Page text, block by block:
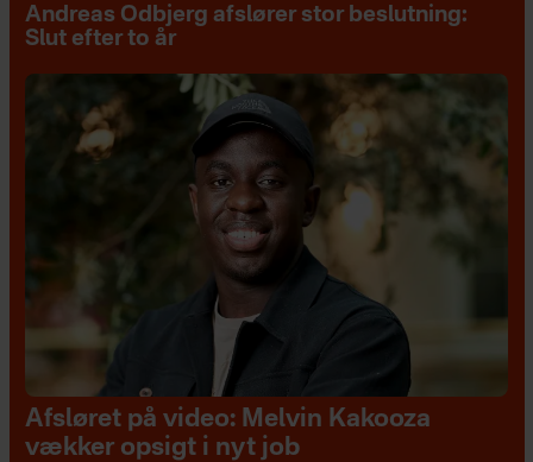
Andreas Odbjerg afslører stor beslutning:
Slut efter to år
Afsløret på video: Melvin Kakooza
vækker opsigt i nyt job